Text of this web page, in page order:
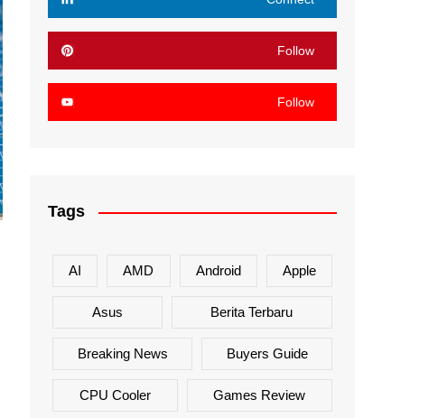
Follow
Follow
Tags
AI AMD Android Apple
Asus Berita Terbaru
Breaking News Buyers Guide
CPU Cooler Games Review